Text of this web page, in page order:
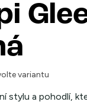
variantu
stylu a pohodlí,